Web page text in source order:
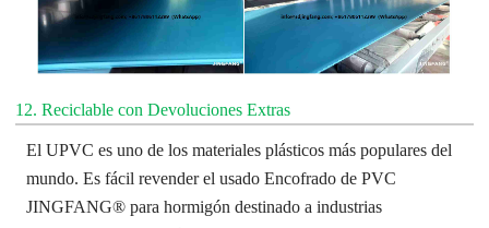
12. Reciclable con Devoluciones Extras
El UPVC es uno de los materiales plásticos más populares del
mundo. Es fácil revender el usadoEncofrado de PVC
JINGFANG® para hormigón destinado a industrias